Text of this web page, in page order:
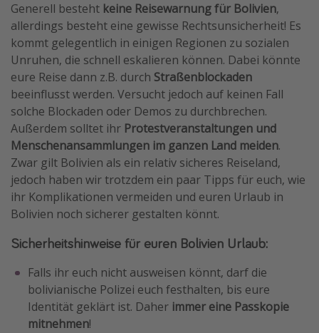
Generell besteht keine Reisewarnung für Bolivien,
allerdings besteht eine gewisse Rechtsunsicherheit! Es
kommt gelegentlich in einigen Regionen zu sozialen
Unruhen, die schnell eskalieren können. Dabei könnte
eure Reise dann z.B. durch Straßenblockaden
beeinflusst werden. Versucht jedoch auf keinen Fall
solche Blockaden oder Demos zu durchbrechen.
Außerdem solltet ihr Protestveranstaltungen und
Menschenansammlungen im ganzen Land meiden.
Zwar gilt Bolivien als ein relativ sicheres Reiseland,
jedoch haben wir trotzdem ein paar Tipps für euch, wie
ihr Komplikationen vermeiden und euren Urlaub in
Bolivien noch sicherer gestalten könnt.
Sicherheitshinweise für euren Bolivien Urlaub:
Falls ihr euch nicht ausweisen könnt, darf die
bolivianische Polizei euch festhalten, bis eure
Identität geklärt ist. Daher immer eine Passkopie
mitnehmen!